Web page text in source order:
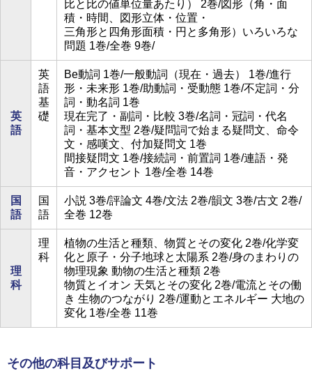
比と比の値単位量あたり） 2巻/図形（角・面
積・時間、図形立体・位置・
三角形と四角形面積・円と多角形）いろいろな
問題 1巻/全巻 9巻/
英
語
英
語
基
礎
Be動詞 1巻/一般動詞（現在・過去） 1巻/進行
形・未来形 1巻/助動詞・受動態 1巻/不定詞・分
詞・動名詞 1巻
現在完了・副詞・比較 3巻/名詞・冠詞・代名
詞・基本文型 2巻/疑問詞で始まる疑問文、命令
文・感嘆文、付加疑問文 1巻
間接疑問文 1巻/接続詞・前置詞 1巻/連語・発
音・アクセント 1巻/全巻 14巻
国
語
国
語
小説 3巻/評論文 4巻/文法 2巻/韻文 3巻/古文 2巻/
全巻 12巻
理
科
理
科
植物の生活と種類、物質とその変化 2巻/化学変
化と原子・分子地球と太陽系 2巻/身のまわりの
物理現象 動物の生活と種類 2巻
物質とイオン 天気とその変化 2巻/電流とその働
き 生物のつながり 2巻/運動とエネルギー 大地の
変化 1巻/全巻 11巻
その他の科目及びサポート